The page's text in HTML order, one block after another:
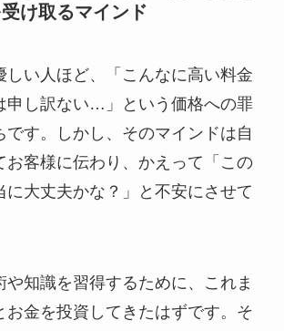
け取るマインド
しい人ほど、「こんなに高い料金
申し訳ない…」という価格への罪
です。しかし、そのマインドは自
お客様に伝わり、かえって「この
に大丈夫かな？」と不安にさせて
や知識を習得するために、これま
お金を投資してきたはずです。そ